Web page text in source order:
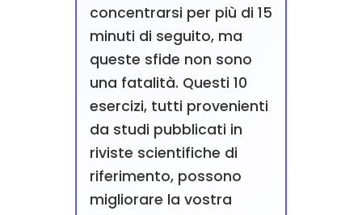
concentrarsi per più di 15
minuti di seguito, ma
queste sfide non sono
una fatalità. Questi 10
esercizi, tutti provenienti
da studi pubblicati in
riviste scientifiche di
riferimento, possono
migliorare la vostra